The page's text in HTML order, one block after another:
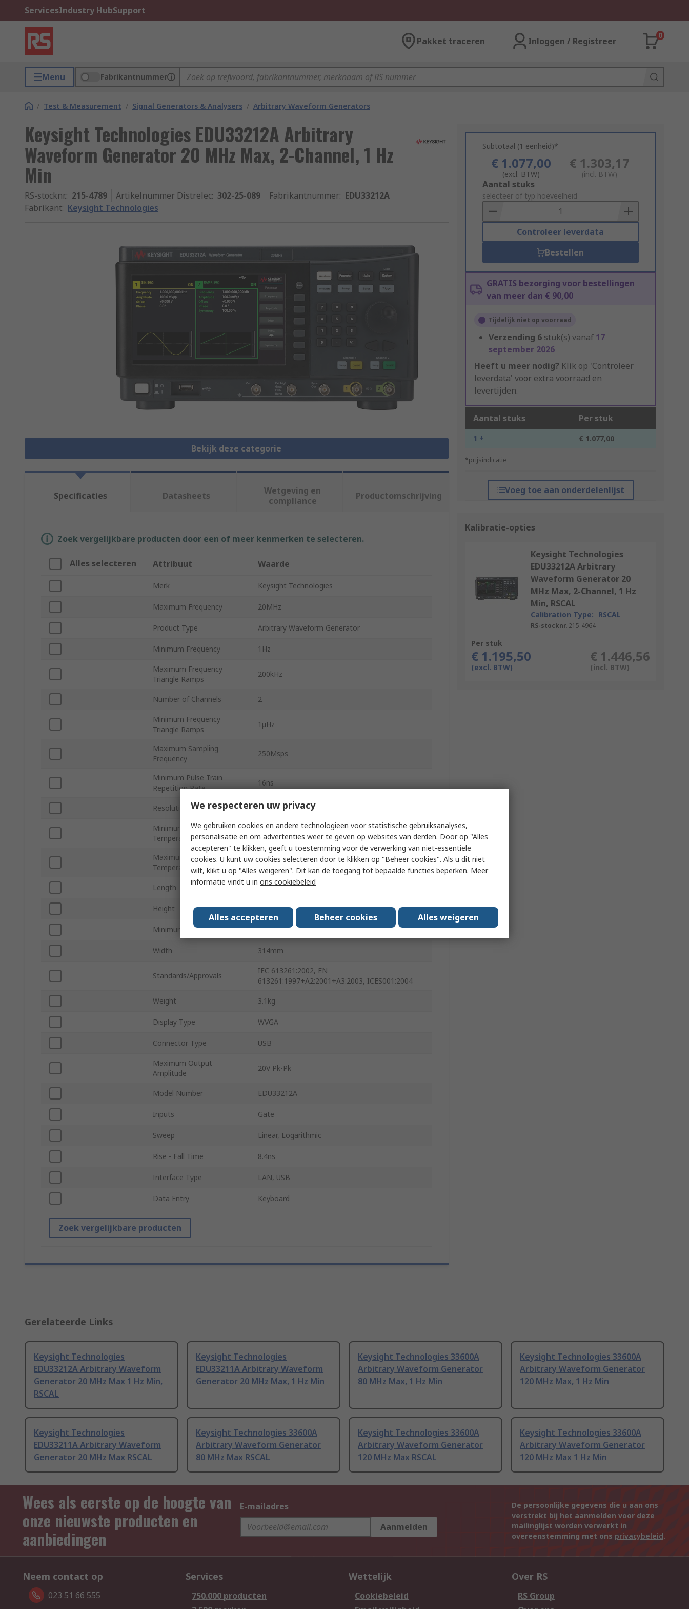
ServicesIndustry HubSupport
Pakket traceren Inloggen / Registreer
0
Menu Fabrikantnummer
/ Test & Measurement / Signal Generators & Analysers / Arbitrary Waveform Generators
Keysight Technologies EDU33212A Arbitrary
Waveform Generator 20 MHz Max, 2-Channel, 1 Hz
Min
RS-stocknr.: 215-4789 Artikelnummer Distrelec: 302-25-089 Fabrikantnummer: EDU33212A
Fabrikant: Keysight Technologies
Bekijk deze categorie
Subtotaal (1 eenheid)*
€ 1.077,00
(excl. BTW)
€ 1.303,17
(incl. BTW)
Add
to
Basket
Aantal stuks
selecteer of typ hoeveelheid
Controleer leverdata
Bestellen
GRATIS bezorging voor bestellingen
van meer dan € 90,00
Tijdelijk niet op voorraad
Verzending 6 stuk(s) vanaf 17
september 2026
Heeft u meer nodig? Klik op 'Controleer
leverdata' voor extra voorraad en
levertijden.
Aantal stuks Per stuk
1 + € 1.077,00
*prijsindicatie
Voeg toe aan onderdelenlijst
Kalibratie-opties
Keysight Technologies
EDU33212A Arbitrary
Waveform Generator 20
MHz Max, 2-Channel, 1 Hz
Min, RSCAL
Calibration Type: RSCAL
RS-stocknr. 215-4964
Per stuk
€ 1.195,50
(excl. BTW)
€ 1.446,56
(incl. BTW)
Specificaties Datasheets
Wetgeving en
compliance
Productomschrijving
Zoek vergelijkbare producten door een of meer kenmerken te selecteren.
Alles selecteren Attribuut Waarde
Merk Keysight Technologies
Maximum Frequency 20MHz
Product Type Arbitrary Waveform Generator
Minimum Frequency 1Hz
Maximum Frequency
Triangle Ramps
200kHz
Number of Channels 2
Minimum Frequency
Triangle Ramps
1μHz
Maximum Sampling
Frequency
250Msps
Minimum Pulse Train
Repetition Rate
16ns
Resolution 4 Digits
Minimum Operating
Temperature
0°C
Maximum Operating
Temperature
55°C
Length 314mm
Height 130mm
Minimum Pulse Width 16ns
Width 314mm
Standards/Approvals
IEC 613261:2002, EN
613261:1997+A2:2001+A3:2003, ICES001:2004
Weight 3.1kg
Display Type WVGA
Connector Type USB
Maximum Output
Amplitude
20V Pk-Pk
Model Number EDU33212A
Inputs Gate
Sweep Linear, Logarithmic
Rise - Fall Time 8.4ns
Interface Type LAN, USB
Data Entry Keyboard
Zoek vergelijkbare producten
Gerelateerde Links
Keysight Technologies
EDU33212A Arbitrary Waveform
Generator 20 MHz Max 1 Hz Min,
RSCAL
Keysight Technologies
EDU33211A Arbitrary Waveform
Generator 20 MHz Max, 1 Hz Min
Keysight Technologies 33600A
Arbitrary Waveform Generator
80 MHz Max, 1 Hz Min
Keysight Technologies 33600A
Arbitrary Waveform Generator
120 MHz Max, 1 Hz Min
Keysight Technologies
EDU33211A Arbitrary Waveform
Generator 20 MHz Max RSCAL
Keysight Technologies 33600A
Arbitrary Waveform Generator
80 MHz Max RSCAL
Keysight Technologies 33600A
Arbitrary Waveform Generator
120 MHz Max RSCAL
Keysight Technologies 33600A
Arbitrary Waveform Generator
120 MHz Max 1 Hz Min
Wees als eerste op de hoogte van
onze nieuwste producten en
aanbiedingen
E-mailadres
Aanmelden
De persoonlijke gegevens die u aan ons
verstrekt bij het aanmelden voor deze
mailinglijst worden verwerkt in
overeenstemming met ons privacybeleid.
Neem contact op
023 51 66 555
Services
750.000 producten
Wettelijk
Cookiebeleid
Over RS
RS Group
We respecteren uw privacy
We gebruiken cookies en andere technologieën voor statistische gebruiksanalyses,
personalisatie en om advertenties weer te geven op websites van derden. Door op "Alles
accepteren" te klikken, geeft u toestemming voor de verwerking van niet-essentiële
cookies. U kunt uw cookies selecteren door te klikken op "Beheer cookies". Als u dit niet
wilt, klikt u op "Alles weigeren". Dit kan de toegang tot bepaalde functies beperken. Meer
informatie vindt u in ons cookiebeleid
Alles accepteren Beheer cookies Alles weigeren